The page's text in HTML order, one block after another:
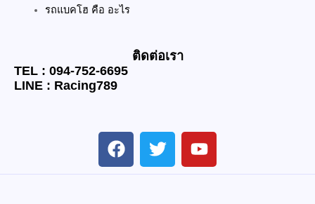
รถแบคโฮ คือ อะไร
ติดต่อเรา
TEL : 094-752-6695
LINE : Racing789
F
a
c
T
w
i
Y
o
u